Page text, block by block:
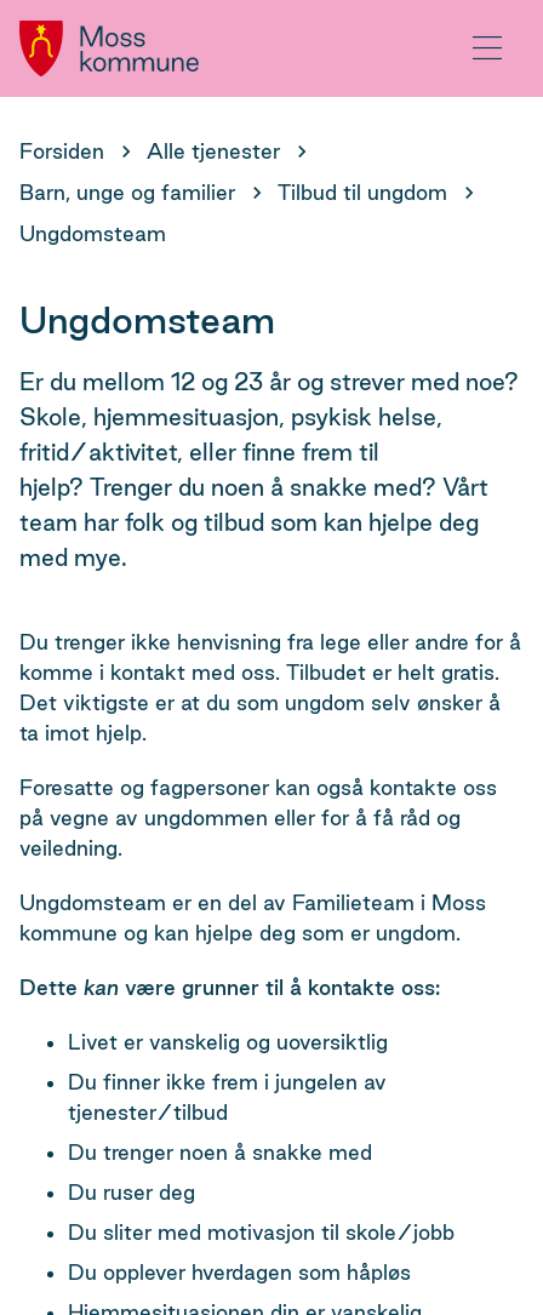
Hovedportal Meny
Du
her:
Forsiden
Alle tjenester
Barn, unge og familier
Tilbud til ungdom
Ungdomsteam
Ungdomsteam
Er du mellom 12 og 23 år og strever med noe?
Skole, hjemmesituasjon, psykisk helse,
fritid/aktivitet, eller finne frem til
hjelp? Trenger du noen å snakke med? Vårt
team har folk og tilbud som kan hjelpe deg
med mye.
Du trenger ikke henvisning fra lege eller andre for å
komme i kontakt med oss. Tilbudet er helt gratis.
Det viktigste er at du som ungdom selv ønsker å
ta imot hjelp.
Foresatte og fagpersoner kan også kontakte oss
på vegne av ungdommen eller for å få råd og
veiledning.
Ungdomsteam er en del av Familieteam i Moss
kommune og kan hjelpe deg som er ungdom.
Dette kan være grunner til å kontakte oss:
Livet er vanskelig og uoversiktlig
Du finner ikke frem i jungelen av
tjenester/tilbud
Du trenger noen å snakke med
Du ruser deg
Du sliter med motivasjon til skole/jobb
Du opplever hverdagen som håpløs